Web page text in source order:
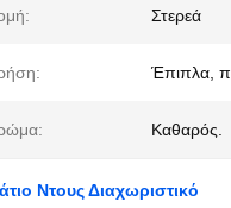
Στερεά
Έπιπλα,
Καθαρός.
Ντους Διαχωριστικό